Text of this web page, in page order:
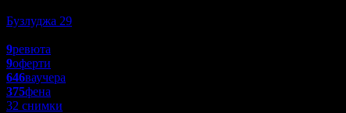
Бузлуджа 29
9ревюта
9оферти
646ваучера
375фена
32 снимки